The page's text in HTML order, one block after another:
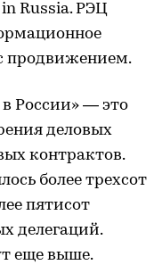
Russia. РЭЦ
продвижением.
России» — это
деловых
контрактов.
более трехсот
пятисот
делегаций.
еще выше.